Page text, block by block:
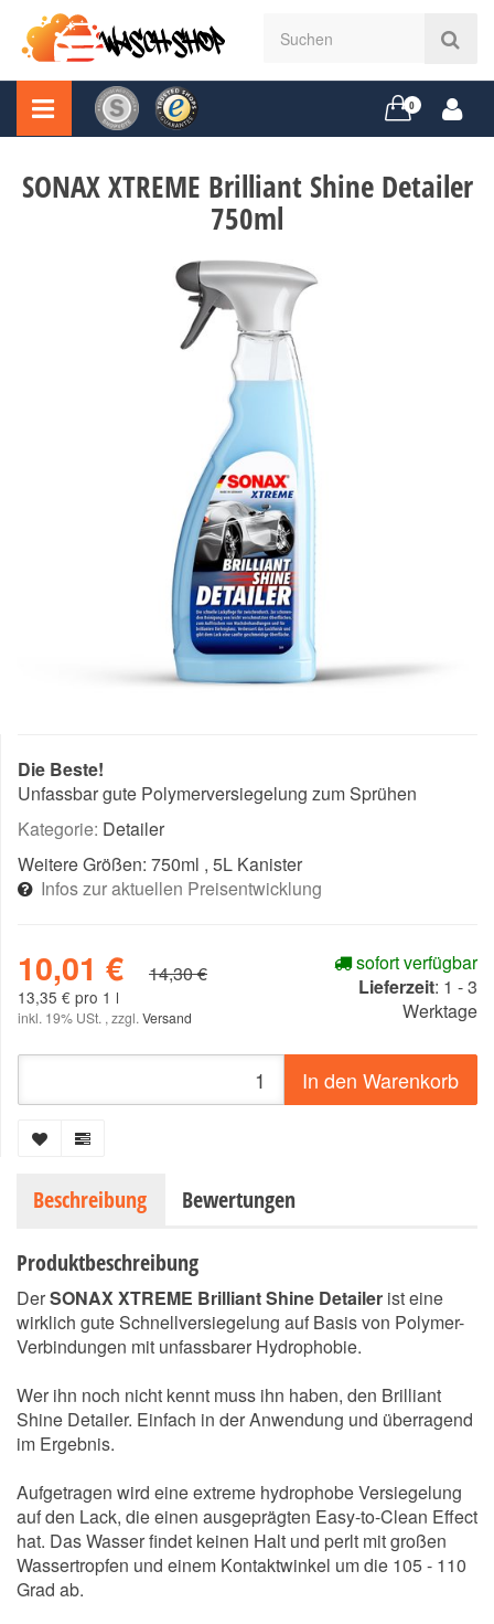
0
SONAX XTREME Brilliant Shine Detailer
750ml
Die Beste!
Unfassbar gute Polymerversiegelung zum Sprühen
Kategorie: Detailer
Weitere Größen: 750ml , 5L Kanister
Infos zur aktuellen Preisentwicklung
10,01 € 14,30 €
13,35 € pro 1 l
inkl. 19% USt. , zzgl. Versand
sofort verfügbar
Lieferzeit: 1 - 3
Werktage
In den Warenkorb
Beschreibung Bewertungen
Produktbeschreibung
DerSONAX XTREME Brilliant Shine Detailer ist eine
wirklich gute Schnellversiegelung auf Basis von Polymer-
Verbindungen mit unfassbarer Hydrophobie.
Wer ihn noch nicht kennt muss ihn haben, den Brilliant
Shine Detailer. Einfach in der Anwendung und überragend
im Ergebnis.
Aufgetragen wird eine extreme hydrophobe Versiegelung
auf den Lack, die einen ausgeprägten Easy-to-Clean Effect
hat. Das Wasser findet keinen Halt und perlt mit großen
Wassertropfen und einem Kontaktwinkel um die 105 - 110
Grad ab.